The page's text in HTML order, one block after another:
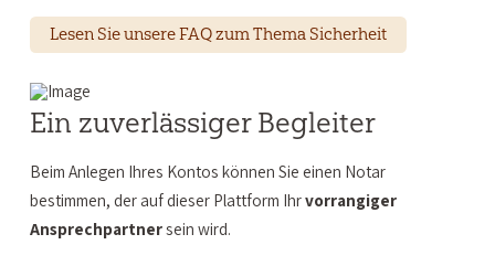
Lesen Sie unsere FAQ zum Thema Sicherheit
Ein zuverlässiger Begleiter
Beim Anlegen Ihres Kontos können Sie einen Notar
bestimmen, der auf dieser Plattform Ihrvorrangiger
Ansprechpartnersein wird.